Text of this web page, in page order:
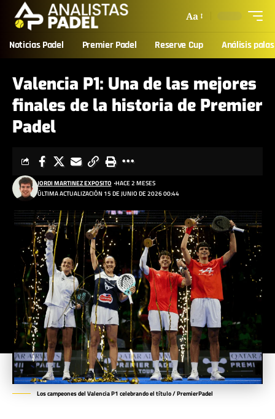
Aa
Noticias Padel Premier Padel Reserve Cup Análisis palas
Valencia P1: Una de las mejores
finales de la historia de Premier
Padel
ÚLTIMA ACTUALIZACIÓN 15 DE JUNIO DE 2026 00:44
JORDI MARTINEZ EXPOSITO HACE 2 MESES
Los campeones del Valencia P1 celebrando el título / PremierPadel